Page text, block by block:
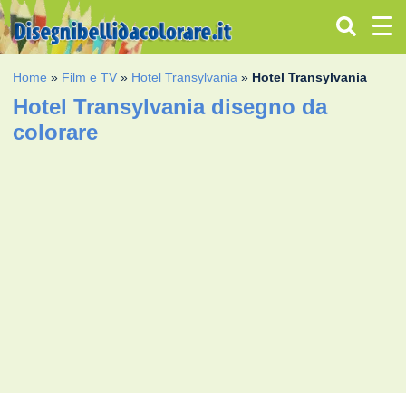
Home » Film e TV » Hotel Transylvania » Hotel Transylvania
Hotel Transylvania disegno da
colorare